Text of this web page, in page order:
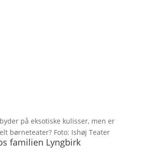
på eksotiske kulisser, men er
børneteater? Foto: Ishøj Teater
familien Lyngbirk